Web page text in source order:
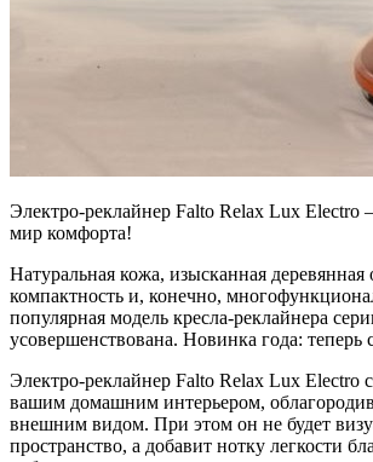
Электро-реклайнер Falto Relax Lux Electro
мир комфорта!
Натуральная кожа, изысканная деревянная
компактность и, конечно,
популярная модель кресла-реклайнера
усовершенствована. Новинка года: теперь
Электро-реклайнер Falto Relax Lux Electro
вашим домашним интерьером,
внешним видом. При этом он не будет
пространство, а добавит нотку легкости